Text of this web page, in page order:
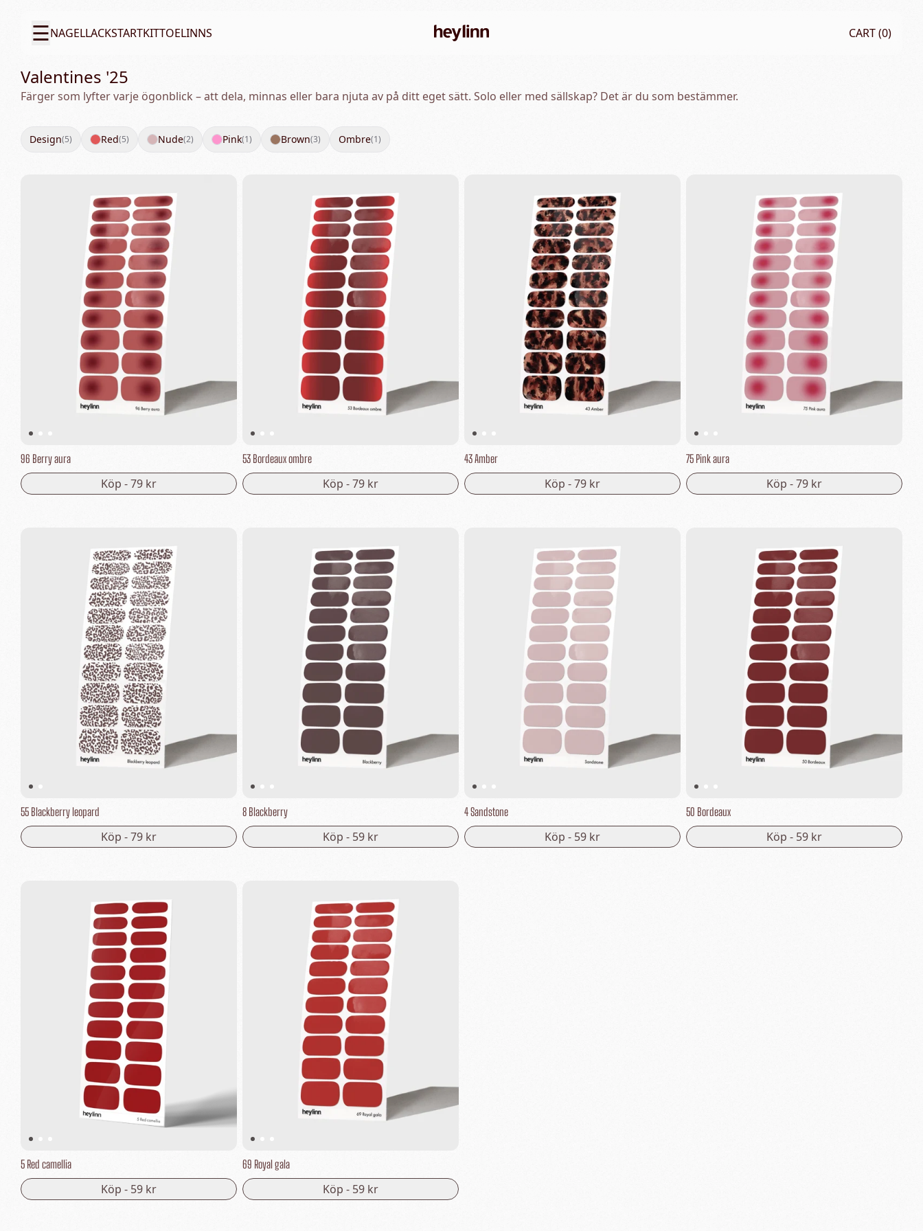
☰NAGELLACKSTARTKITTOELINNS CART (0)
Valentines '25
Färger som lyfter varje ögonblick – att dela, minnas eller bara njuta av på ditt eget sätt. Solo eller med sällskap? Det är du som bestämmer.
Design(5) Red(5) Nude(2) Pink(1) Brown(3) Ombre(1)
96 Berry aura
Köp -79 kr
53 Bordeaux ombre
Köp -79 kr
43 Amber
Köp -79 kr
75 Pink aura
Köp -79 kr
55 Blackberry leopard
Köp -79 kr
8 Blackberry
Köp - 59 kr
4 Sandstone
Köp - 59 kr
50 Bordeaux
Köp - 59 kr
5 Red camellia
Köp - 59 kr
69 Royal gala
Köp - 59 kr